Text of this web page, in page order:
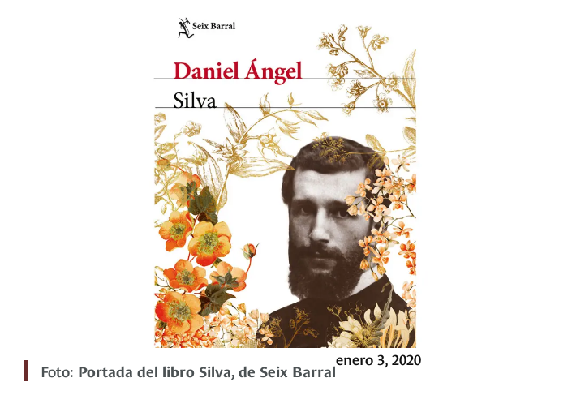
Foto: Portada del libro Silva, de Seix Barral
enero 3, 2020